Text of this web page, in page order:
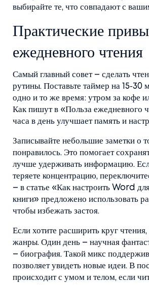
выбирайте те, что совпадают с
Практические
ежедневного чтения
Самый главный совет – сделать
рутины. Поставьте таймер на 15‑30
одно и то же время: утром за кофе
Как пишут в «Польза ежедневного
часа в день улучшает память и
Записывайте небольшие заметки о
понравилось. Это помогает
лучше удерживать информацию.
теряете концентрацию,
– в статье «Как настроить Word
книги» предложено использовать
чтобы избежать застоя.
Если хотите расширить круг чтения,
жанры. Один день – научная
– биография. Такой микс
позволяет увидеть новые идеи. В
происходит с умом и телом, если